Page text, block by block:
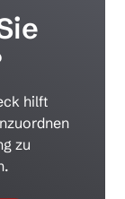
hilft
zu